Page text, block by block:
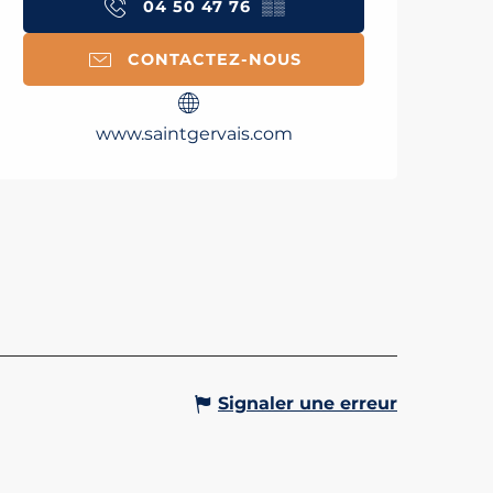
04 50 47 76 ▒▒
CONTACTEZ-NOUS
www.saintgervais.com
Signaler une erreur